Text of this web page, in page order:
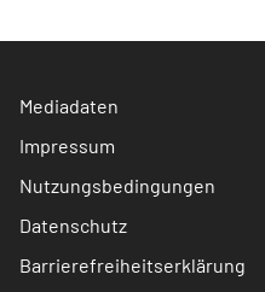
Mediadaten
Impressum
Nutzungsbedingungen
Datenschutz
Barrierefreiheitserklärung